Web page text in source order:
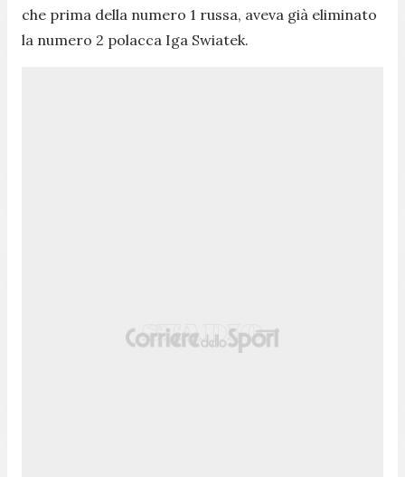
che prima della numero 1 russa, aveva già eliminato
la numero 2 polacca Iga Swiatek.